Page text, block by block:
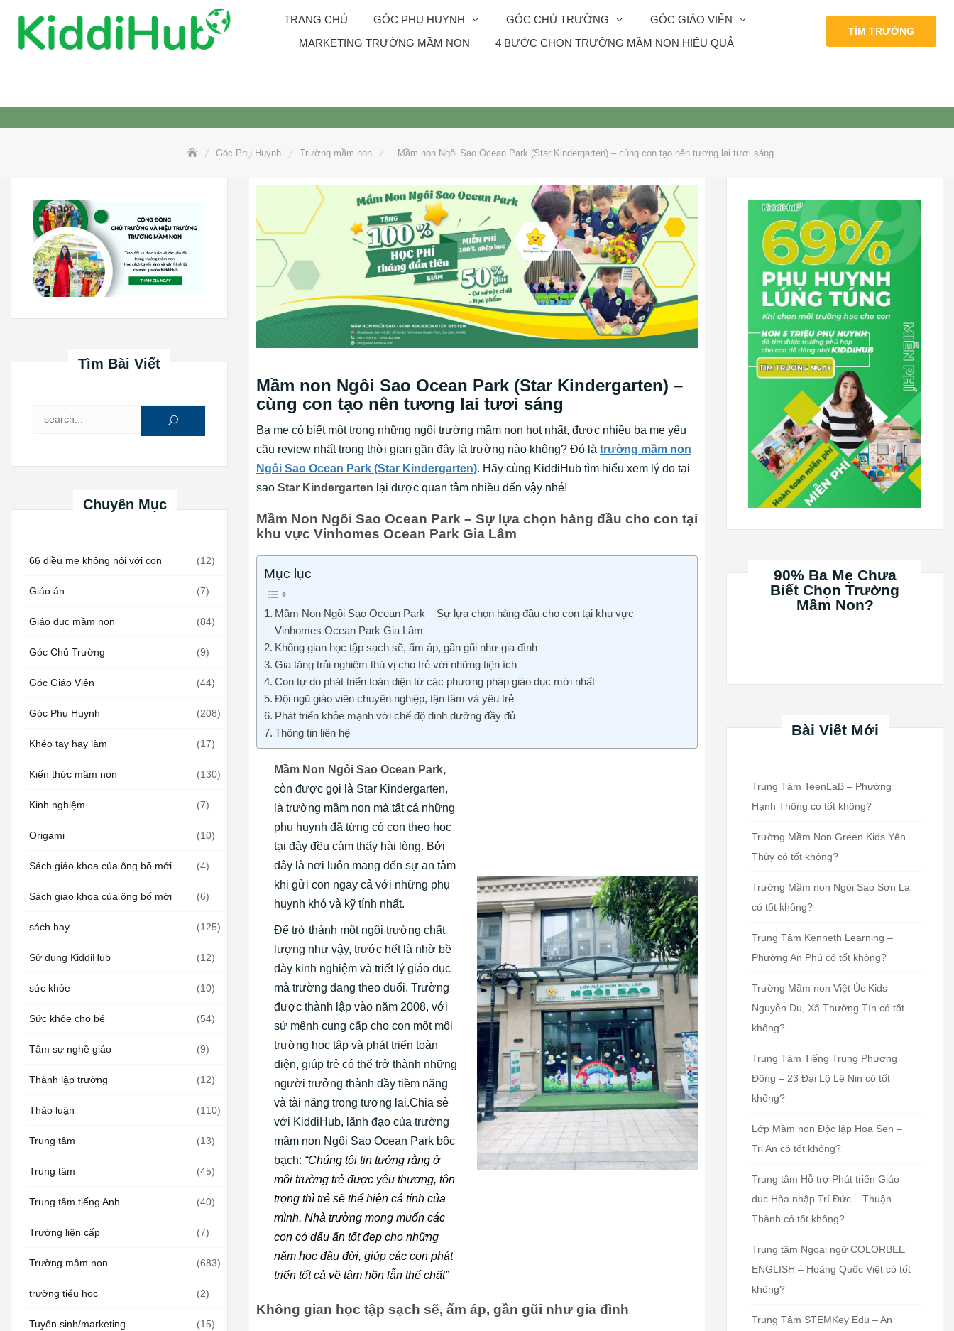
content
TRANG CHỦ GÓC PHỤ HUYNH GÓC CHỦ TRƯỜNG
GÓC GIÁO VIÊN
MARKETING TRƯỜNG MẦM NON
4 BƯỚC CHỌN TRƯỜNG MẦM NON HIỆU QUẢ
TÌM TRƯỜNG
Góc Phụ Huynh Trường mầm non Mầm non Ngôi Sao Ocean Park (Star Kindergarten) – cùng con tạo nên tương lai tươi sáng
Tìm Bài Viết
Tìm kiếm cho:
Chuyên Mục
66 điều mẹ không nói với con (12)
Giáo án (7)
Giáo dục mầm non (84)
Góc Chủ Trường (9)
Góc Giáo Viên (44)
Góc Phụ Huynh (208)
Khéo tay hay làm (17)
Kiến thức mầm non (130)
Kinh nghiệm (7)
Origami (10)
Sách giáo khoa của ông bố mới (4)
Sách giáo khoa của ông bố mới (6)
sách hay (125)
Sử dụng KiddiHub (12)
sức khỏe (10)
Sức khỏe cho bé (54)
Tâm sự nghề giáo (9)
Thành lập trường (12)
Thảo luận (110)
Trung tâm (13)
Trung tâm (45)
Trung tâm tiếng Anh (40)
Trường liên cấp (7)
Trường mầm non (683)
trường tiểu học (2)
Tuyển sinh/marketing (15)
Mầm non Ngôi Sao Ocean Park (Star Kindergarten) –
cùng con tạo nên tương lai tươi sáng
Ba mẹ có biết một trong những ngôi trường mầm non hot nhất, được nhiều ba mẹ yêu
cầu review nhất trong thời gian gần đây là trường nào không? Đó là trường mầm non
Ngôi Sao Ocean Park (Star Kindergarten). Hãy cùng KiddiHub tìm hiểu xem lý do tại
sao Star Kindergarten lại được quan tâm nhiều đến vậy nhé!
Mầm Non Ngôi Sao Ocean Park – Sự lựa chọn hàng đầu cho con tại
khu vực Vinhomes Ocean Park Gia Lâm
Mục lục
Mầm Non Ngôi Sao Ocean Park – Sự lựa chọn hàng đầu cho con tại khu vực
Vinhomes Ocean Park Gia Lâm
Không gian học tập sạch sẽ, ấm áp, gần gũi như gia đình
Gia tăng trải nghiệm thú vị cho trẻ với những tiện ích
Con tự do phát triển toàn diện từ các phương pháp giáo dục mới nhất
Đội ngũ giáo viên chuyên nghiệp, tận tâm và yêu trẻ
Phát triển khỏe mạnh với chế độ dinh dưỡng đầy đủ
Thông tin liên hệ
Mầm Non Ngôi Sao Ocean Park,
còn được gọi là Star Kindergarten,
là trường mầm non mà tất cả những
phụ huynh đã từng có con theo học
tại đây đều cảm thấy hài lòng. Bởi
đây là nơi luôn mang đến sự an tâm
khi gửi con ngay cả với những phụ
huynh khó và kỹ tính nhất.
Để trở thành một ngôi trường chất
lượng như vậy, trước hết là nhờ bề
dày kinh nghiệm và triết lý giáo dục
mà trường đang theo đuổi. Trường
được thành lập vào năm 2008, với
sứ mệnh cung cấp cho con một môi
trường học tập và phát triển toàn
diện, giúp trẻ có thể trở thành những
người trưởng thành đầy tiềm năng
và tài năng trong tương lai.Chia sẻ
với KiddiHub, lãnh đạo của trường
mầm non Ngôi Sao Ocean Park bộc
bạch: “Chúng tôi tin tưởng rằng ở
môi trường trẻ được yêu thương, tôn
trọng thì trẻ sẽ thể hiện cá tính của
mình. Nhà trường mong muốn các
con có dấu ấn tốt đẹp cho những
năm học đầu đời, giúp các con phát
triển tốt cả về tâm hồn lẫn thể chất”
Không gian học tập sạch sẽ, ấm áp, gần gũi như gia đình
90% Ba Mẹ Chưa
Biết Chọn Trường
Mầm Non?
Bài Viết Mới
Trung Tâm TeenLaB – Phường
Hạnh Thông có tốt không?
Trường Mầm Non Green Kids Yên
Thủy có tốt không?
Trường Mầm non Ngôi Sao Sơn La
có tốt không?
Trung Tâm Kenneth Learning –
Phường An Phú có tốt không?
Trường Mầm non Việt Úc Kids –
Nguyễn Du, Xã Thường Tín có tốt
không?
Trung Tâm Tiếng Trung Phương
Đông – 23 Đại Lộ Lê Nin có tốt
không?
Lớp Mầm non Độc lập Hoa Sen –
Trị An có tốt không?
Trung tâm Hỗ trợ Phát triển Giáo
dục Hòa nhập Trí Đức – Thuận
Thành có tốt không?
Trung tâm Ngoại ngữ COLORBEE
ENGLISH – Hoàng Quốc Việt có tốt
không?
Trung Tâm STEMKey Edu – An